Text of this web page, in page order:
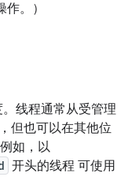
。）
线程通常从受管理
但也可以在其他位
如，以
开头的线程 可使用